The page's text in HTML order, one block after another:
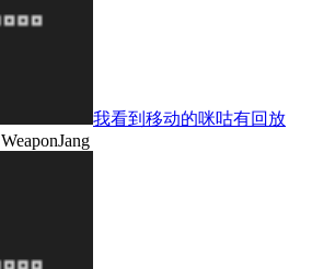
我看到移动的咪咕有回放
WeaponJang